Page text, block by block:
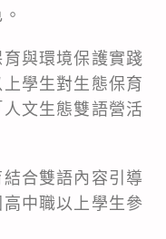
與環境保護實踐
學生對生態保育
文生態雙語營活
合雙語內容引導
中職以上學生參